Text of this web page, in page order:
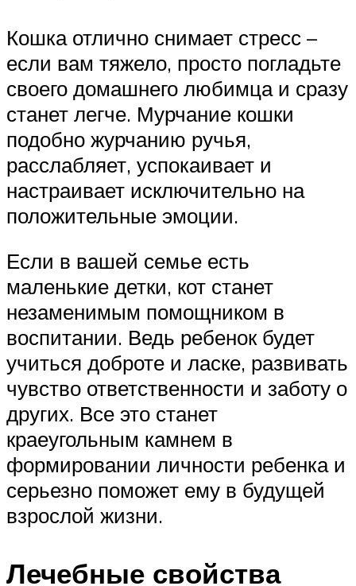
Кошка отлично снимает стресс –
если вам тяжело, просто погладьте
своего домашнего любимца и сразу
станет легче. Мурчание кошки
подобно журчанию ручья,
расслабляет, успокаивает и
настраивает исключительно на
положительные эмоции.
Если в вашей семье есть
маленькие детки, кот станет
незаменимым помощником в
воспитании. Ведь ребенок будет
учиться доброте и ласке, развивать
чувство ответственности и заботу о
других. Все это станет
краеугольным камнем в
формировании личности ребенка и
серьезно поможет ему в будущей
взрослой жизни.
Лечебные свойства